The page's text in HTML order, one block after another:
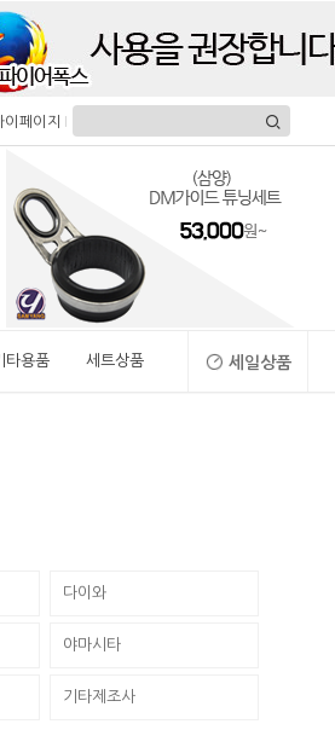
이페이지
타용품 세트상품 세일상품
다이와
야마시타
기타제조사